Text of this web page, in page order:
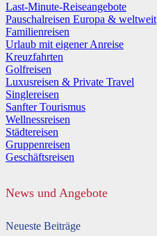
Last-Minute-Reiseangebote
Pauschalreisen Europa & weltweit
Familienreisen
Urlaub mit eigener Anreise
Kreuzfahrten
Golfreisen
Luxusreisen & Private Travel
Singlereisen
Sanfter Tourismus
Wellnessreisen
Städtereisen
Gruppenreisen
Geschäftsreisen
News und Angebote
Neueste Beiträge